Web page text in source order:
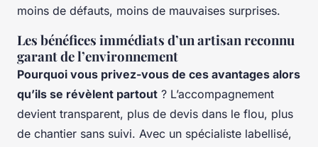
moins de défauts, moins de mauvaises surprises.
Les bénéfices immédiats d’un artisan reconnu
garant de l’environnement
Pourquoi vous privez-vous de ces avantages alors
qu’ils se révèlent partout ? L’accompagnement
devient transparent, plus de devis dans le flou, plus
de chantier sans suivi. Avec un spécialiste labellisé,